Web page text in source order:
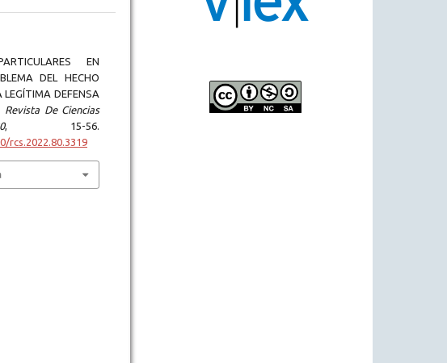
EN
DEL HECHO
LEGÍTIMA DEFENSA
Revista De Ciencias
, 15-56.
rcs.2022.80.3319